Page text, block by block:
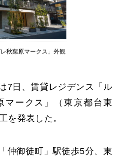
レ秋葉原マークス」外観
7日、賃貸レジデンス「ル
マークス」（東京都台東
を発表した。
仲御徒町」駅徒歩5分、東